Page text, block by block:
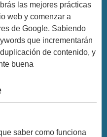
las mejores prácticas
web y comenzar a
de Google. Sabiendo
que incrementarán
de contenido, y
buena
saber como funciona